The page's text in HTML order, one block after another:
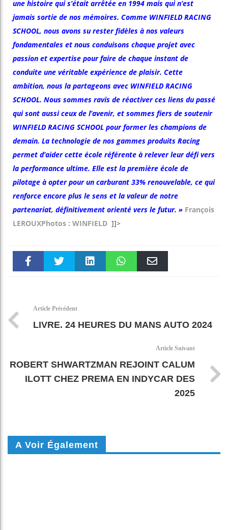
une histoire qui s’était arrêtée en 1994 mais qui n’est
jamais sortie de nos mémoires. Comme WINFIELD RACING
SCHOOL, nous avons su rester fidèles à nos valeurs
fondamentales et nous conduisons chaque projet avec
passion et expertise pour faire de chaque instant de
conduite une véritable expérience de plaisir. Cette
ambition, nous la partageons avec WINFIELD RACING
SCHOOL. Nous sommes ravis de réactiver ces liens du passé
qui sont aussi ceux de l’avenir, et sommes fiers de soutenir
WINFIELD RACING SCHOOL pour former les champions de
demain. La technologie de nos gammes produits Racing
permet d’aider cette école référente à relever leur défi vers
la performance ultime. Elle est la première école de
pilotage à opter pour un carburant 33% renouvelable, ce qui
renforce encore plus le sens et la valeur de notre
partenariat, définitivement orienté vers le futur. » François
LEROUXPhotos : WINFIELD ]]>
Article Précédent
LIVRE. 24 HEURES DU MANS AUTO 2024
Article Suivant
ROBERT SHWARTZMAN REJOINT CALUM
ILOTT CHEZ PREMA EN INDYCAR DES
2025
A Voir Également